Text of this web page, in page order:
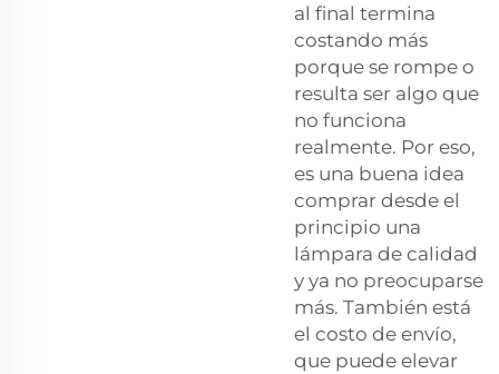
al final termina
costando más
porque se rompe o
resulta ser algo que
no funciona
realmente. Por eso,
es una buena idea
comprar desde el
principio una
lámpara de calidad
y ya no preocuparse
más. También está
el costo de envío,
que puede elevar